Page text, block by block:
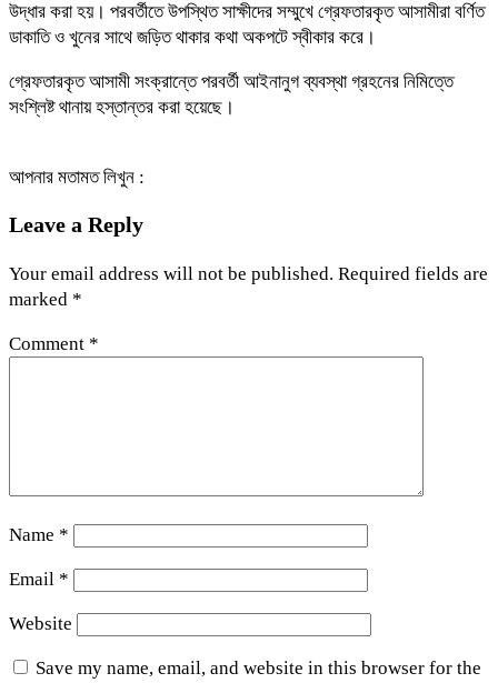
উদ্ধার করা হয়। পরবর্তীতে উপস্থিত সাক্ষীদের সম্মুখে গ্রেফতারকৃত আসামীরা বর্ণিত
ডাকাতি ও খুনের সাথে জড়িত থাকার কথা অকপটে স্বীকার করে।
গ্রেফতারকৃত আসামী সংক্রান্তে পরবর্তী আইনানুগ ব্যবস্থা গ্রহনের নিমিত্তে
সংশ্লিষ্ট থানায় হস্তান্তর করা হয়েছে।
আপনার মতামত লিখুন :
Leave a Reply
Your email address will not be published. Required fields are
marked *
Comment *
Name *
Email *
Website
Save my name, email, and website in this browser for the